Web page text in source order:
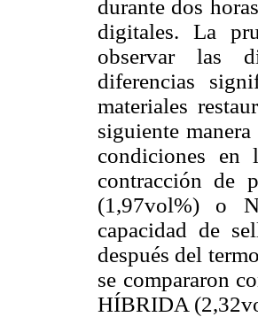
durante dos
digitales. La
observar las
diferencias
materiales
siguiente
condiciones en
contracción de
(1,97vol%) o
capacidad de
después del
se compararon
HÍBRIDA